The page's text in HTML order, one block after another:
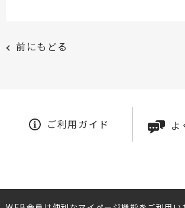
前にもどる
ご利用ガイド よ